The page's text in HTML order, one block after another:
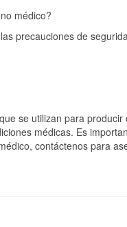
médico?
precauciones de
se utilizan para
médicas. Es
contáctenos para